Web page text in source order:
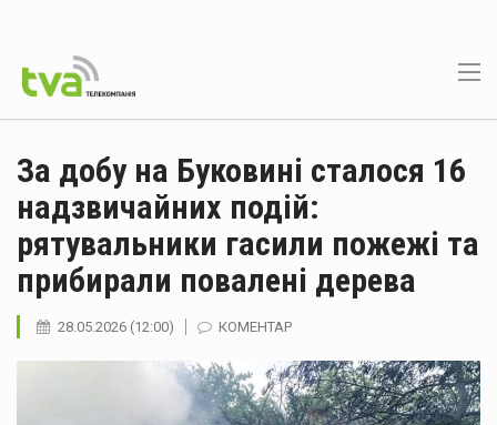
За добу на Буковині сталося 16
надзвичайних подій:
рятувальники гасили пожежі та
прибирали повалені дерева
28.05.2026 (12:00) КОМЕНТАР